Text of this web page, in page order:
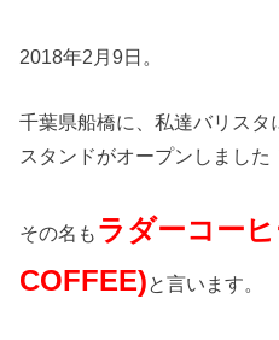
2018年2月9日。
千葉県船橋に、私達バリス
スタンドがオープンしました
その名も ラダーコー
COFFEE)と言います。